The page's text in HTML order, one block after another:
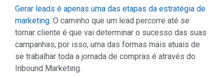
Gerar leads é apenas uma das etapas da estratégia de
marketing. O caminho que um lead percorre até se
tornar cliente é que vai determinar o sucesso das suas
campanhas, por isso, uma das formas mais atuais de
se trabalhar toda a jornada de compras é através do
Inbound Marketing.